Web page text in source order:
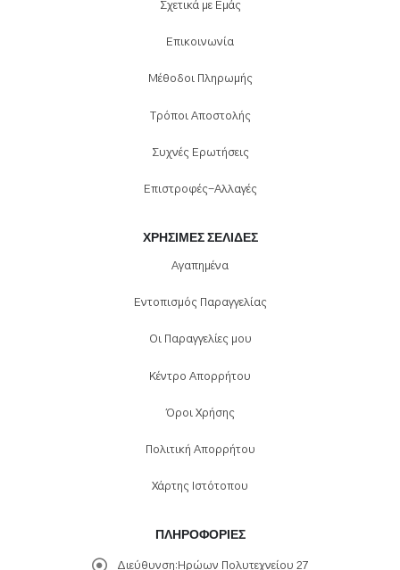
Σχετικά με Εμάς
Επικοινωνία
Μέθοδοι Πληρωμής
Τρόποι Αποστολής
Συχνές Ερωτήσεις
Επιστροφές-Αλλαγές
ΧΡΉΣΙΜΕΣ ΣΕΛΊΔΕΣ
Αγαπημένα
Εντοπισμός Παραγγελίας
Οι Παραγγελίες μου
Κέντρο Απορρήτου
Όροι Χρήσης
Πολιτική Απορρήτου
Χάρτης Ιστότοπου
ΠΛΗΡΟΦΟΡΊΕΣ
Διεύθυνση: Ηρώων Πολυτεχνείου 27